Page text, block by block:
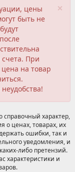
×
цены
быть не
При
на товар
характер,
о ценах, товарах, их
ошибки, так и
уведомления, и
либо претензий.
характеристики и